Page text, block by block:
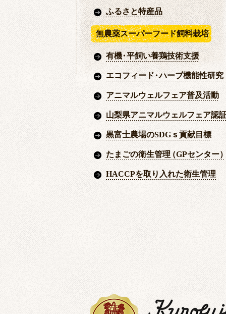
ふるさと特産品
無農薬スーパーフード飼料栽培
有機・平飼い養鶏技術支援
エコフィード・ハーブ機能性研究
アニマルウェルフェア普及活動
山梨県アニマルウェルフェア認
黒富士農場のSDGｓ貢献目標
たまごの衛生管理（GPセンター
HACCPを取り入れた衛生管理